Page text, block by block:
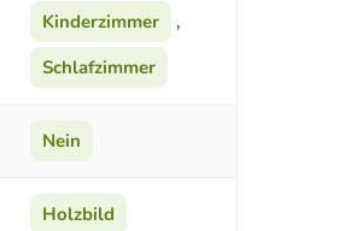
Kinderzimmer
,
Schlafzimmer
Nein
Holzbild